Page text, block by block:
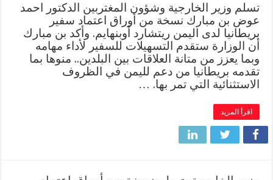
تسلم وزير الخارجية وشؤون المغتربين الدكتور احمد
عوض بن مبارك نسخة من أوراق اعتماد سفير
بريطانيا لدى اليمن ريتشارد أوبنهايم. وأكد بن مبارك
أن الوزارة ستقدم التسهيلات للسفير لأداء مهامه
وبما يعزز من متانة العلاقات بين البلدين.. منوها بما
تقدمه بريطانيا من دعم لليمن في الظروف
الاستثنائية التي تمر بها. …
اقرأ المزيد